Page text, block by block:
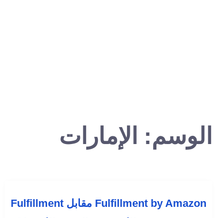
الوسم: الإمارات
Fulfillment by Amazon مقابل Fulfillment